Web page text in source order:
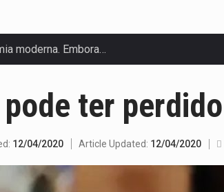
moderna. Embora…
Sam…
ter
12/04/2020 Article Updated: 12/04/2020